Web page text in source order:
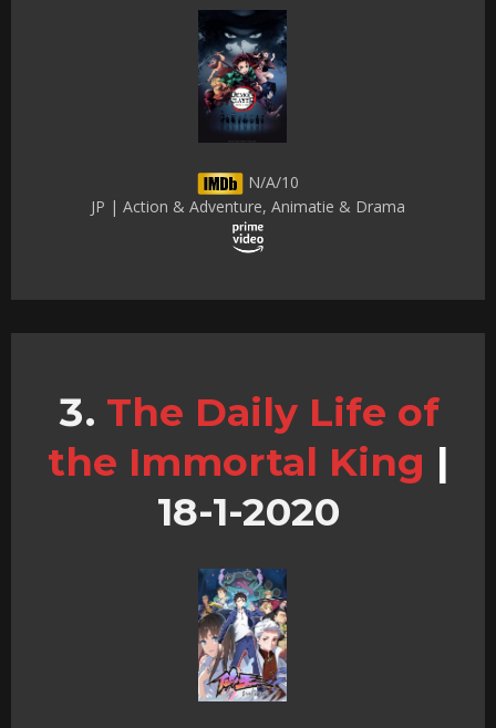
N/A/10
JP | Action & Adventure, Animatie & Drama
The Daily Life of
the Immortal King |
18-1-2020